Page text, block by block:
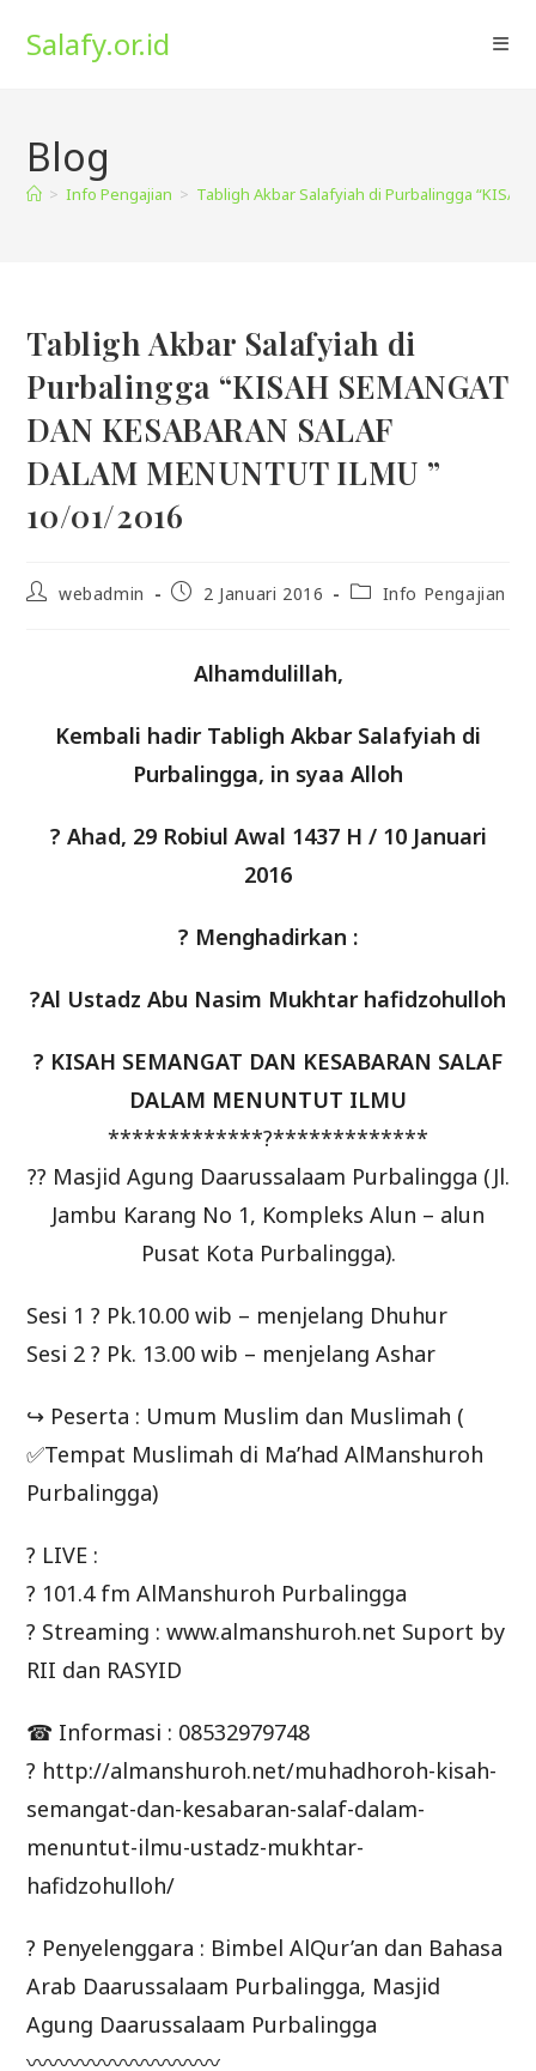
Salafy.or.id
Blog
> Info Pengajian > Tabligh Akbar Salafyiah di Purbalingga “KISAH
Tabligh Akbar Salafyiah di
Purbalingga “KISAH SEMANGAT
DAN KESABARAN SALAF
DALAM MENUNTUT ILMU ”
10/01/2016
Postwebadmin
Post2 Januari 2016
PostInfo Pengajian
Alhamdulillah,
Kembali hadir Tabligh Akbar Salafyiah di
Purbalingga, in syaa Alloh
? Ahad, 29 Robiul Awal 1437 H / 10 Januari
2016
? Menghadirkan :
?Al Ustadz Abu Nasim Mukhtar hafidzohulloh
? KISAH SEMANGAT DAN KESABARAN SALAF
DALAM MENUNTUT ILMU
*************?*************
?? Masjid Agung Daarussalaam Purbalingga (Jl.
Jambu Karang No 1, Kompleks Alun – alun
Pusat Kota Purbalingga).
Sesi 1 ? Pk.10.00 wib – menjelang Dhuhur
Sesi 2 ? Pk. 13.00 wib – menjelang Ashar
↪ Peserta : Umum Muslim dan Muslimah (
✅Tempat Muslimah di Ma’had AlManshuroh
Purbalingga)
? LIVE :
? 101.4 fm AlManshuroh Purbalingga
? Streaming : www.almanshuroh.net Suport by
RII dan RASYID
☎ Informasi : 08532979748
? http://almanshuroh.net/muhadhoroh-kisah-
semangat-dan-kesabaran-salaf-dalam-
menuntut-ilmu-ustadz-mukhtar-
hafidzohulloh/
? Penyelenggara : Bimbel AlQur’an dan Bahasa
Arab Daarussalaam Purbalingga, Masjid
Agung Daarussalaam Purbalingga
〰〰〰〰〰〰〰〰〰